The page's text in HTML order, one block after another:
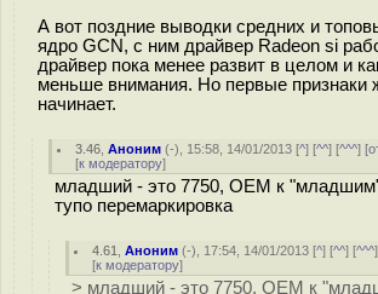
А вот поздние выводки средних и
ядро GCN, с ним драйвер Radeon si
драйвер пока менее развит в целом и
меньше внимания. Но первые признаки
начинает.
3.46 ,Аноним (-), 15:58, 14/01/2013 [^] [^^] [^^^] [
[к модератору]
младший - это 7750, ОЕМ к "младшим"
тупо перемаркировка
4.61 ,Аноним (-), 17:54, 14/01/2013 [^] [^^] [^^^
[к модератору]
> младший - это 7750, ОЕМ к